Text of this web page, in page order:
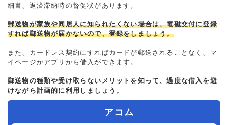
細書、返済滞納時の督促状があります。
郵送物が家族や同居人に知られたくない場合は、電磁交付に登録
すれば郵送物が届かないので、登録をしましょう。
また、カードレス契約にすればカードが郵送されることなく、マ
イページかアプリから借入ができます。
郵送物の種類や受け取らないメリットを知って、過度な借入を避
けながら計画的に利用しましょう。
アコム